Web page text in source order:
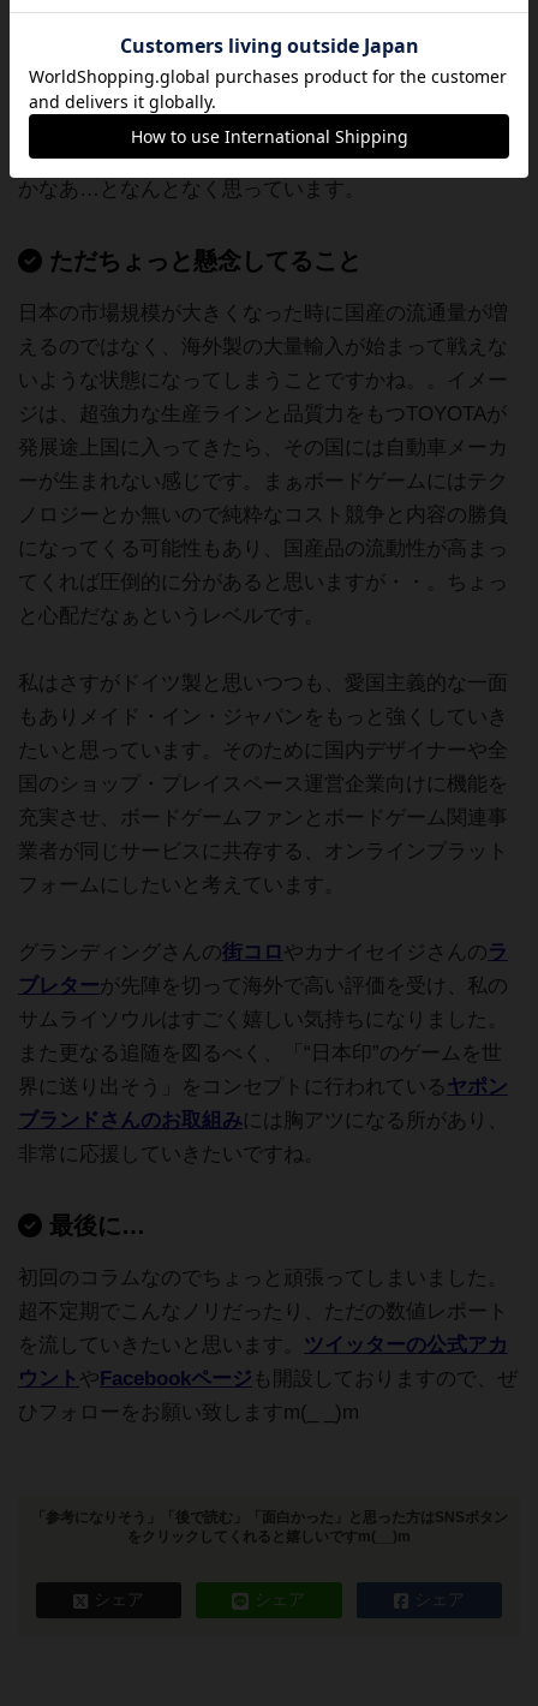
方法としてテレビゲーム、オンラインゲーム、スマホ
アプリが発達している（インドアのエンタメコンテン
ツは歓迎体制）ので、ボードゲームの認知度を上げて
いくことが出来ればドイツの規模は抜けるんじゃない
かなあ…となんとなく思っています。
ただちょっと懸念してること
日本の市場規模が大きくなった時に国産の流通量が増
えるのではなく、海外製の大量輸入が始まって戦えな
いような状態になってしまうことですかね。。イメー
ジは、超強力な生産ラインと品質力をもつTOYOTAが
発展途上国に入ってきたら、その国には自動車メーカ
ーが生まれない感じです。まぁボードゲームにはテク
ノロジーとか無いので純粋なコスト競争と内容の勝負
になってくる可能性もあり、国産品の流動性が高まっ
てくれば圧倒的に分があると思いますが・・。ちょっ
と心配だなぁというレベルです。
私はさすがドイツ製と思いつつも、愛国主義的な一面
もありメイド・イン・ジャパンをもっと強くしていき
たいと思っています。そのために国内デザイナーや全
国のショップ・プレイスペース運営企業向けに機能を
充実させ、ボードゲームファンとボードゲーム関連事
業者が同じサービスに共存する、オンラインプラット
フォームにしたいと考えています。
グランディングさんの街コロ やカナイセイジさんのラ
ブレターが先陣を切って海外で高い評価を受け、私の
サムライソウルはすごく嬉しい気持ちになりました。
また更なる追随を図るべく、「“日本印”のゲームを世
界に送り出そう」をコンセプトに行われている ヤポン
ブランドさんのお取組みには胸アツになる所があり、
非常に応援していきたいですね。
最後に…
初回のコラムなのでちょっと頑張ってしまいました。
超不定期でこんなノリだったり、ただの数値レポート
を流していきたいと思います。 ツイッターの公式アカ
ウント や Facebookページ も開設しておりますので、ぜ
ひフォローをお願い致しますm(_ _)m
「参考になりそう」「後で読む」「面白かった」と思った方はSNSボタン
をクリックしてくれると嬉しいですm(__)m
シェア シェア シェア